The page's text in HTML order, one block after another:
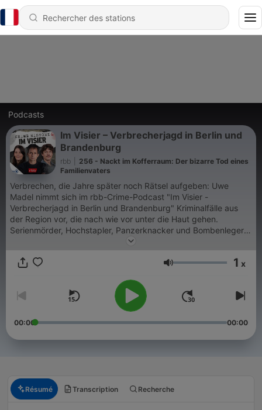
Podcasts
Im Visier – Verbrecherjagd in Berlin und
Brandenburg
rbb
256 - Nackt im Kofferraum: Der bizarre Tod eines
Familienvaters
Verbrechen, die Jahre später noch Rätsel aufgeben: Uwe
Madel nimmt sich im rbb-Crime-Podcast "Im Visier -
Verbrecherjagd in Berlin und Brandenburg" Kriminalfälle aus
der Region vor, die nach wie vor unter die Haut gehen.
Serienmörder, Hochstapler, Panzerknacker und Bombenleger:
Bei "Crime History" erzählen Janna Falkenstein und Florian
Brandenburg der Weimarer Jahre.
Volume 1 x
00:00 00:00
Résumé Transcription Recherche